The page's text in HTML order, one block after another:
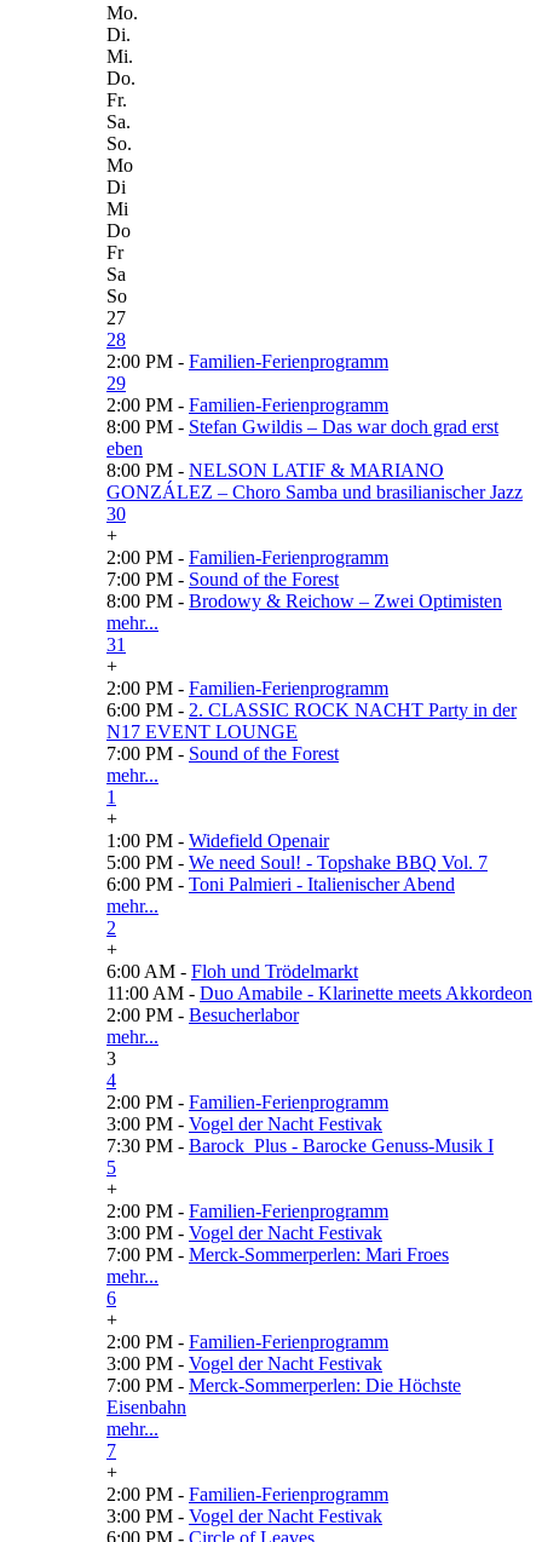
Mo.
Di.
Mi.
Do.
Fr.
Sa.
So.
Mo
Di
Mi
Do
Fr
Sa
So
27
28
2:00 PM - Familien-Ferienprogramm
29
2:00 PM - Familien-Ferienprogramm
8:00 PM - Stefan Gwildis – Das war doch grad erst
eben
8:00 PM - NELSON LATIF & MARIANO
GONZÁLEZ – Choro Samba und brasilianischer Jazz
30
+
2:00 PM - Familien-Ferienprogramm
7:00 PM - Sound of the Forest
8:00 PM - Brodowy & Reichow – Zwei Optimisten
mehr...
31
+
2:00 PM - Familien-Ferienprogramm
6:00 PM - 2. CLASSIC ROCK NACHT Party in der
N17 EVENT LOUNGE
7:00 PM - Sound of the Forest
mehr...
1
+
1:00 PM - Widefield Openair
5:00 PM - We need Soul! - Topshake BBQ Vol. 7
6:00 PM - Toni Palmieri - Italienischer Abend
mehr...
2
+
6:00 AM - Floh und Trödelmarkt
11:00 AM - Duo Amabile - Klarinette meets Akkordeon
2:00 PM - Besucherlabor
mehr...
3
4
2:00 PM - Familien-Ferienprogramm
3:00 PM - Vogel der Nacht Festivak
7:30 PM - Barock_Plus - Barocke Genuss-Musik I
5
+
2:00 PM - Familien-Ferienprogramm
3:00 PM - Vogel der Nacht Festivak
7:00 PM - Merck-Sommerperlen: Mari Froes
mehr...
6
+
2:00 PM - Familien-Ferienprogramm
3:00 PM - Vogel der Nacht Festivak
7:00 PM - Merck-Sommerperlen: Die Höchste
Eisenbahn
mehr...
7
+
2:00 PM - Familien-Ferienprogramm
3:00 PM - Vogel der Nacht Festivak
6:00 PM - Circle of Leaves